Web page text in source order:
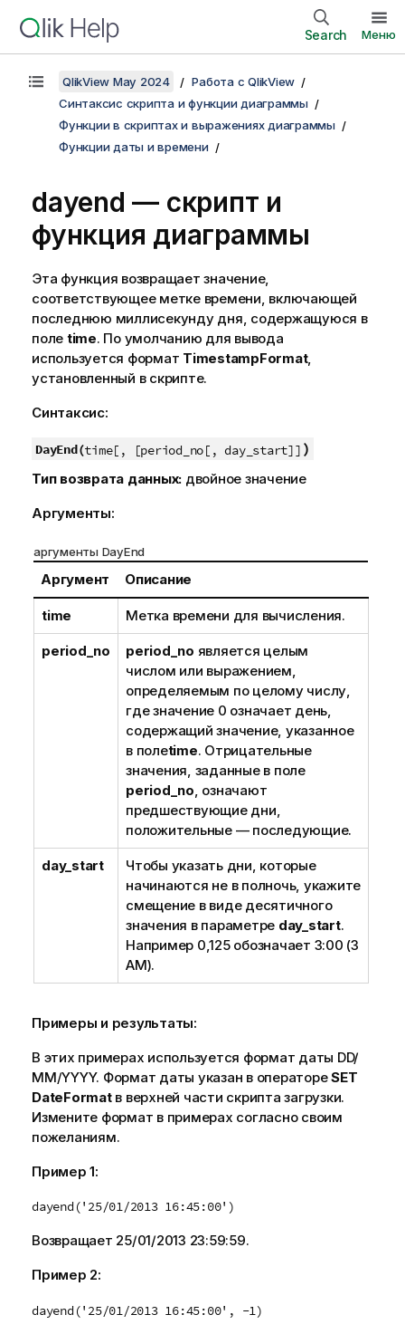
Search Меню
QlikView May 2024
Работа с QlikView
Синтаксис скрипта и функции диаграммы
Функции в скриптах и выражениях диаграммы
Функции даты и времени
dayend — скрипт и
функция диаграммы
Эта функция возвращает значение,
соответствующее метке времени, включающей
последнюю миллисекунду дня, содержащуюся в
поле time. По умолчанию для вывода
используется формат TimestampFormat,
установленный в скрипте.
Синтаксис:
DayEnd(time[, [period_no[, day_start]] )
Тип возврата данных: двойное значение
Аргументы:
аргументы DayEnd
Аргумент Описание
time Метка времени для вычисления.
period_no period_no является целым
числом или выражением,
определяемым по целому числу,
где значение 0 означает день,
содержащий значение, указанное
в полеtime. Отрицательные
значения, заданные в поле
period_no , означают
предшествующие дни,
положительные — последующие.
day_start
Чтобы указать дни, которые
начинаются не в полночь, укажите
смещение в виде десятичного
значения в параметре day_start.
Например 0,125 обозначает 3:00 (3
AM).
Примеры и результаты:
В этих примерах используется формат даты DD/
ММ/YYYY. Формат даты указан в оператореSET
DateFormatв верхней части скрипта загрузки.
Измените формат в примерах согласно своим
пожеланиям.
Пример 1:
dayend('25/01/2013 16:45:00')
Возвращает 25/01/2013 23:59:59.
Пример 2:
dayend('25/01/2013 16:45:00', -1)